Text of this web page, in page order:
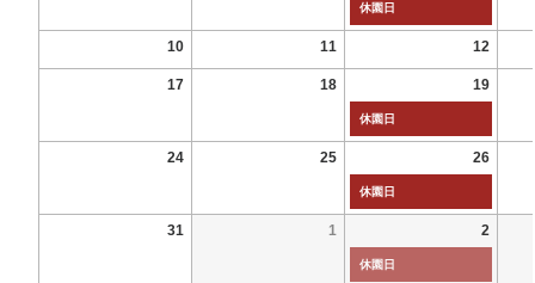
休園日
10 11 12
17 18 19
休園日
24 25 26
休園日
31 1 2
休園日